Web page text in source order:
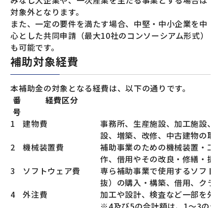
対象外となります。
また、一定の要件を満たす場合、中堅・中小企業を中
心とした共同申請（最大10社のコンソーシアム形式）
も可能です。
補助対象経費
本補助金の対象となる経費は、以下の通りです。
番
号
経費区分
1
建物費
事務所、生産施設、加工施設、
設、増築、改修、中古建物の取
2
機械装置費
補助事業のための機械装置・工
作、借用やその改良・修繕・据
3
ソフトウェア費
専ら補助事業で使用するソフト
抜）の購入・構築、借用、クラ
4
外注費
加工や設計、検査など一部を外